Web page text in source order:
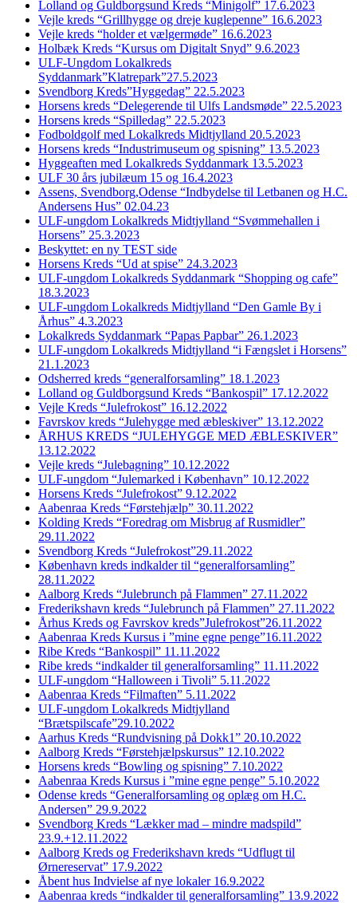
Lolland og Guldborgsund Kreds “Minigolf” 17.6.2023
Vejle kreds “Grillhygge og dreje kuglepenne” 16.6.2023
Vejle kreds “holder et vælgermøde” 16.6.2023
Holbæk Kreds “Kursus om Digitalt Snyd” 9.6.2023
ULF-Ungdom Lokalkreds
Syddanmark”Klatrepark”27.5.2023
Svendborg Kreds”Hyggedag” 22.5.2023
Horsens kreds “Delegerende til Ulfs Landsmøde” 22.5.2023
Horsens kreds “Spilledag” 22.5.2023
Fodboldgolf med Lokalkreds Midtjylland 20.5.2023
Horsens kreds “Industrimuseum og spisning” 13.5.2023
Hyggeaften med Lokalkreds Syddanmark 13.5.2023
ULF 30 års jubilæum 15 og 16.4.2023
Assens, Svendborg,Odense “Indbydelse til Letbanen og H.C.
Andersens Hus” 02.04.23
ULF-ungdom Lokalkreds Midtjylland “Svømmehallen i
Horsens” 25.3.2023
Beskyttet: en ny TEST side
Horsens Kreds “Ud at spise” 24.3.2023
ULF-ungdom Lokalkreds Syddanmark “Shopping og cafe”
18.3.2023
ULF-ungdom Lokalkreds Midtjylland “Den Gamle By i
Århus” 4.3.2023
Lokalkreds Syddanmark “Papas Papbar” 26.1.2023
ULF-ungdom Lokalkreds Midtjylland “i Fængslet i Horsens”
21.1.2023
Odsherred kreds “generalforsamling” 18.1.2023
Lolland og Guldborgsund Kreds “Bankospil” 17.12.2022
Vejle Kreds “Julefrokost” 16.12.2022
Favrskov kreds “Julehygge med æbleskiver” 13.12.2022
ÅRHUS KREDS “JULEHYGGE MED ÆBLESKIVER”
13.12.2022
Vejle kreds “Julebagning” 10.12.2022
ULF-ungdom “Julemarked i København” 10.12.2022
Horsens Kreds “Julefrokost” 9.12.2022
Aabenraa Kreds “Førstehjælp” 30.11.2022
Kolding Kreds “Foredrag om Misbrug af Rusmidler”
29.11.2022
Svendborg Kreds “Julefrokost”29.11.2022
København kreds indkalder til “generalforsamling”
28.11.2022
Aalborg Kreds “Julebrunch på Flammen” 27.11.2022
Frederikshavn kreds “Julebrunch på Flammen” 27.11.2022
Århus Kreds og Favrskov kreds”Julefrokost”26.11.2022
Aabenraa Kreds Kursus i ”mine egne penge”16.11.2022
Ribe Kreds “Bankospil” 11.11.2022
Ribe kreds “indkalder til generalforsamling” 11.11.2022
ULF-ungdom “Halloween i Tivoli” 5.11.2022
Aabenraa Kreds “Filmaften” 5.11.2022
ULF-ungdom Lokalkreds Midtjylland
“Brætspilscafe”29.10.2022
Aarhus Kreds “Rundvisning på Dokk1” 20.10.2022
Aalborg Kreds “Førstehjælpskursus” 12.10.2022
Horsens kreds “Bowling og spisning” 7.10.2022
Aabenraa Kreds Kursus i ”mine egne penge” 5.10.2022
Odense kreds “Generalforsamling og oplæg om H.C.
Andersen” 29.9.2022
Svendborg Kreds “Lækker mad – mindre madspild”
23.9.+12.11.2022
Aalborg Kreds og Frederikshavn kreds “Udflugt til
Ørnereservat” 17.9.2022
Åbent hus Indvielse af nye lokaler 16.9.2022
Aabenraa kreds “indkalder til generalforsamling” 13.9.2022